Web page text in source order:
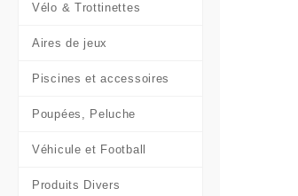
Vélo & Trottinettes
Aires de jeux
Piscines et accessoires
Poupées, Peluche
Véhicule et Football
Produits Divers